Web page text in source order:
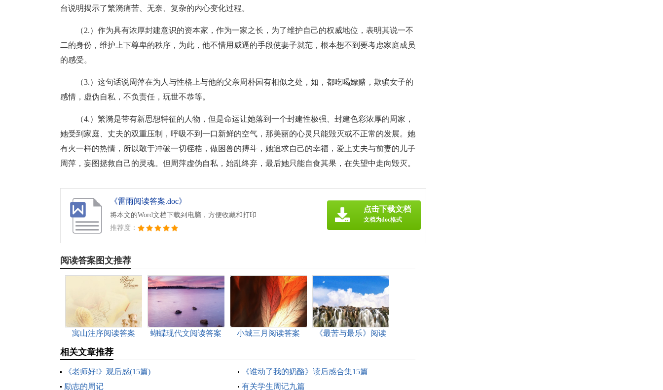
台说明揭示了繁漪痛苦、无奈、复杂的内心变化过程。
（2.）作为具有浓厚封建意识的资本家，作为一家之长，为了维护自己的权威地位，表明其说一不
二的身份，维护上下尊卑的秩序，为此，他不惜用威逼的手段使妻子就范，根本想不到要考虑家庭成员
的感受。
（3.）这句话说周萍在为人与性格上与他的父亲周朴园有相似之处，如，都吃喝嫖赌，欺骗女子的
感情，虚伪自私，不负责任，玩世不恭等。
（4.）繁漪是带有新思想特征的人物，但是命运让她落到一个封建性极强、封建色彩浓厚的周家，
她受到家庭、丈夫的双重压制，呼吸不到一口新鲜的空气，那美丽的心灵只能毁灭或不正常的发展。她
有火一样的热情，所以敢于冲破一切桎梏，做困兽的搏斗，她追求自己的幸福，爱上丈夫与前妻的儿子
周萍，妄图拯救自己的灵魂。但周萍虚伪自私，始乱终弃，最后她只能自食其果，在失望中走向毁灭。
《雷雨阅读答案.doc》
将本文的Word文档下载到电脑，方便收藏和打印
推荐度：
点击下载文档
文档为doc格式
阅读答案图文推荐
寓山注序阅读答案 蝴蝶现代文阅读答案 小城三月阅读答案
《最苦与最乐》阅读
相关文章推荐
《老师好!》观后感(15篇)
《谁动了我的奶酪》读后感合集15篇
励志的周记
有关学生周记九篇